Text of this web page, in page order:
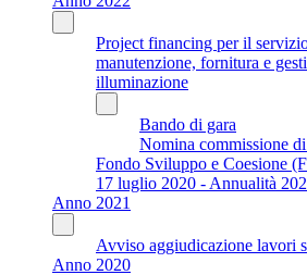
Project financing per il
manutenzione, fornitura e
illuminazione
Bando di gara
Nomina commissione di
Fondo Sviluppo e Coesione
17 luglio 2020 - Annualità
Anno 2021
Avviso aggiudicazione lavori
Anno 2020